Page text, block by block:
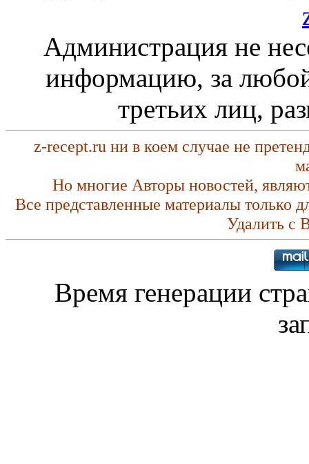
Администрация не
информацию, за любой
третьих лиц,
z-recept.ru ни в коем случае не
Но многие Авторы новостей,
Все представленные материалы только
Удалить с
Время генерации